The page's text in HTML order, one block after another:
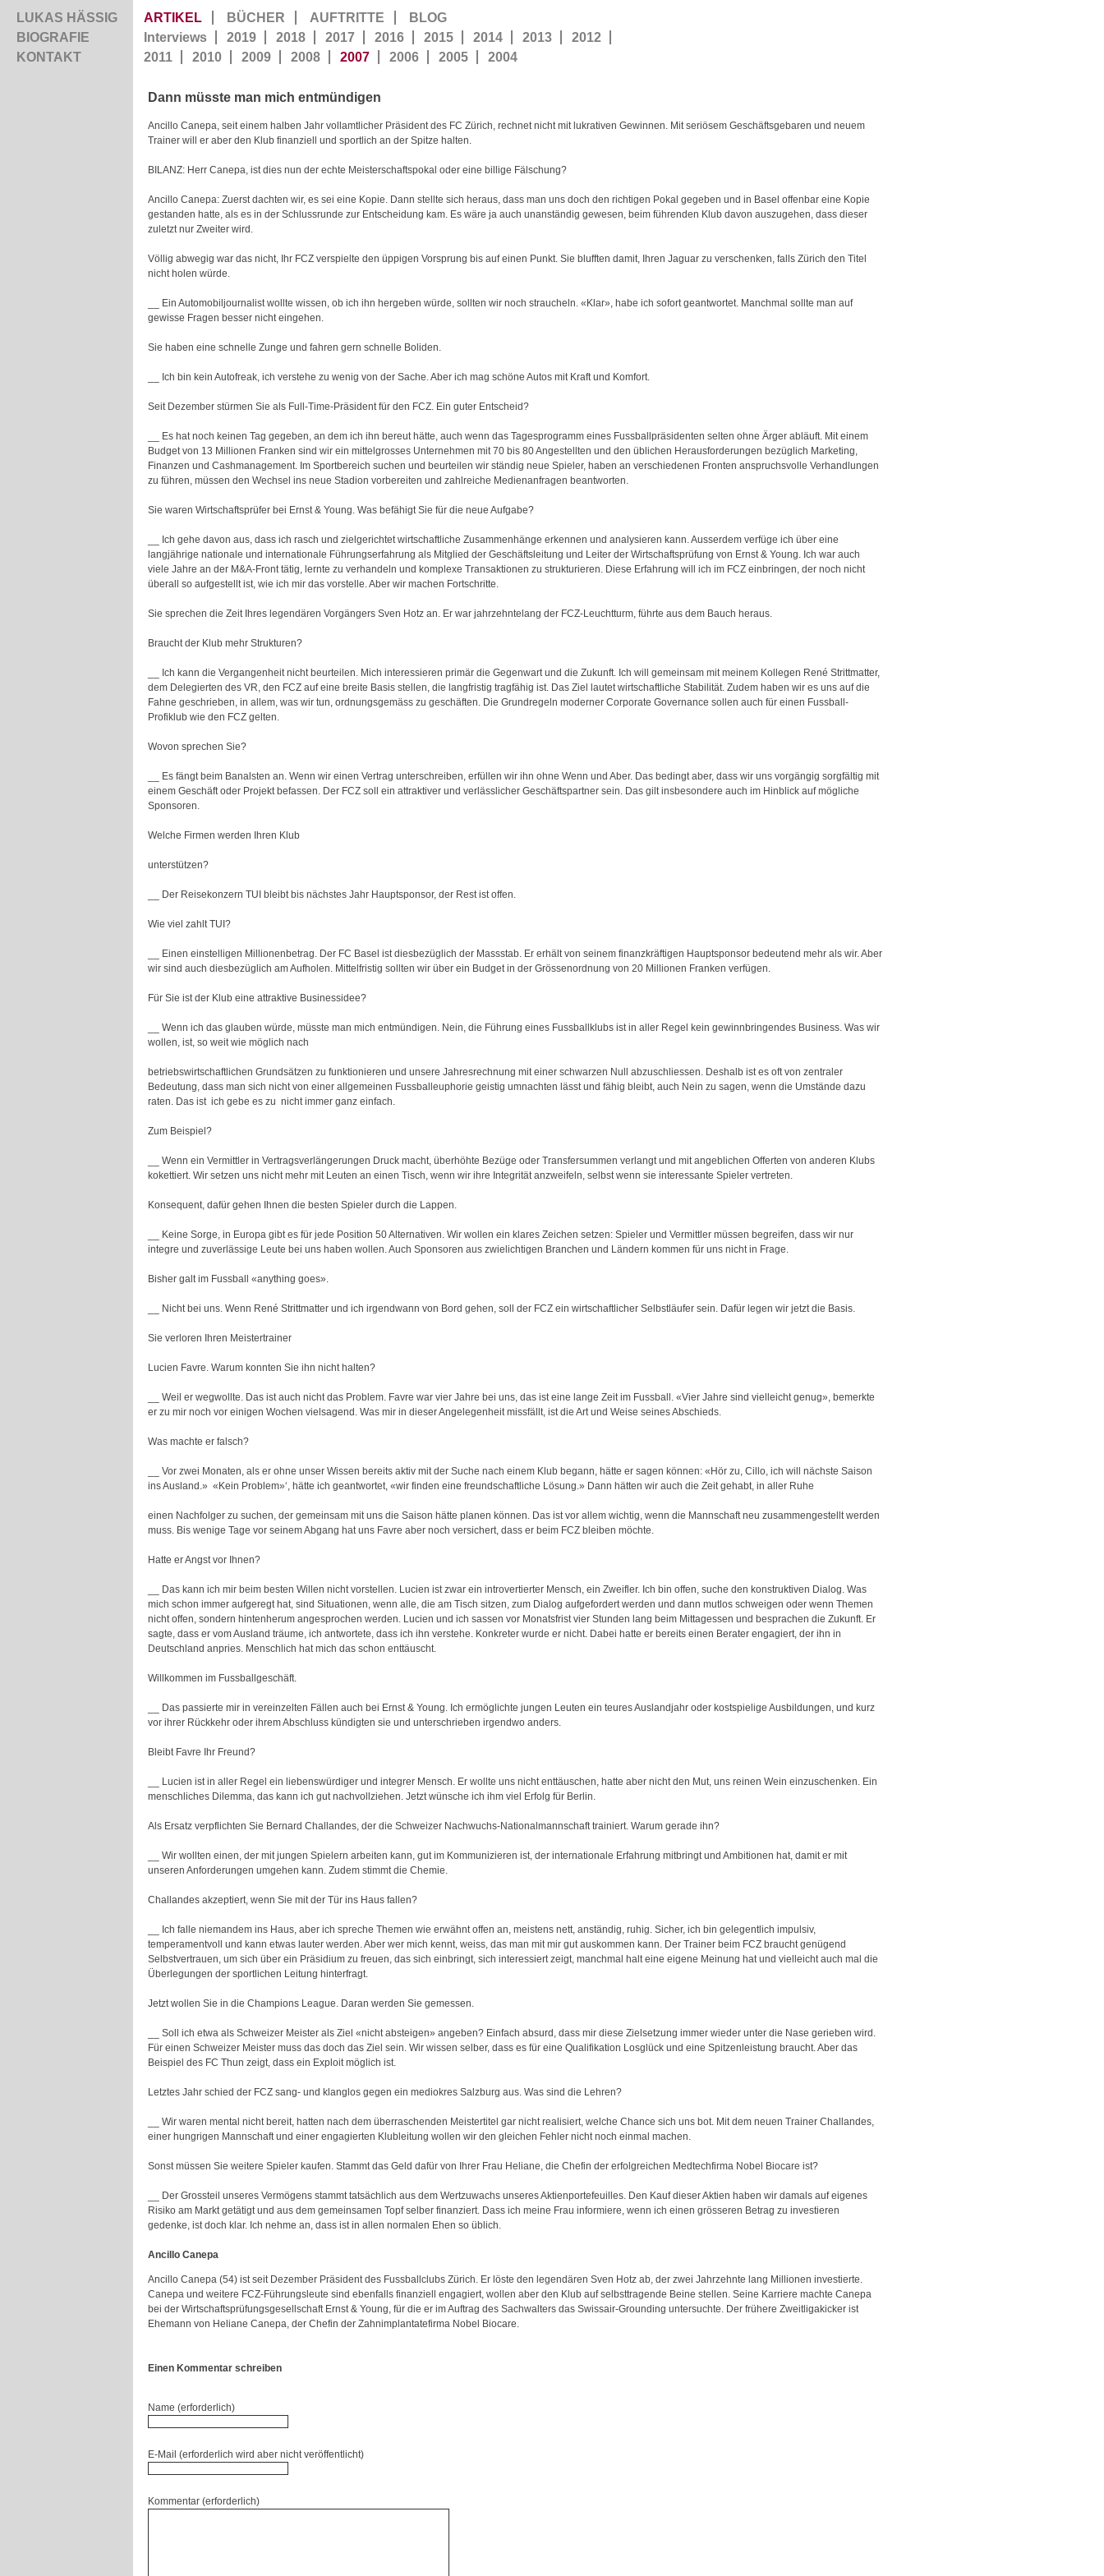
LUKAS HÄSSIG
BIOGRAFIE
KONTAKT
ARTIKEL BÜCHER AUFTRITTE
BLOG
Interviews
2019 2018 2017 2016 2015 2014 2013
2012
2011
2010 2009 2008 2007 2006 2005 2004
Dann müsste man mich entmündigen
Ancillo Canepa, seit einem halben Jahr vollamtlicher Präsident des FC Zürich, rechnet nicht mit lukrativen Gewinnen. Mit seriösem Geschäftsgebaren und neuem
Trainer will er aber den Klub finanziell und sportlich an der Spitze halten.
BILANZ: Herr Canepa, ist dies nun der echte Meisterschaftspokal oder eine billige Fälschung?
Ancillo Canepa: Zuerst dachten wir, es sei eine Kopie. Dann stellte sich heraus, dass man uns doch den richtigen Pokal gegeben und in Basel offenbar eine Kopie
gestanden hatte, als es in der Schlussrunde zur Entscheidung kam. Es wäre ja auch unanständig gewesen, beim führenden Klub davon auszugehen, dass dieser
zuletzt nur Zweiter wird.
Völlig abwegig war das nicht, Ihr FCZ verspielte den üppigen Vorsprung bis auf einen Punkt. Sie blufften damit, Ihren Jaguar zu verschenken, falls Zürich den Titel
nicht holen würde.
__ Ein Automobiljournalist wollte wissen, ob ich ihn hergeben würde, sollten wir noch straucheln. «Klar», habe ich sofort geantwortet. Manchmal sollte man auf
gewisse Fragen besser nicht eingehen.
Sie haben eine schnelle Zunge und fahren gern schnelle Boliden.
__ Ich bin kein Autofreak, ich verstehe zu wenig von der Sache. Aber ich mag schöne Autos mit Kraft und Komfort.
Seit Dezember stürmen Sie als Full-Time-Präsident für den FCZ. Ein guter Entscheid?
__ Es hat noch keinen Tag gegeben, an dem ich ihn bereut hätte, auch wenn das Tagesprogramm eines Fussballpräsidenten selten ohne Ärger abläuft. Mit einem
Budget von 13 Millionen Franken sind wir ein mittelgrosses Unternehmen mit 70 bis 80 Angestellten und den üblichen Herausforderungen bezüglich Marketing,
Finanzen und Cashmanagement. Im Sportbereich suchen und beurteilen wir ständig neue Spieler, haben an verschiedenen Fronten anspruchsvolle Verhandlungen
zu führen, müssen den Wechsel ins neue Stadion vorbereiten und zahlreiche Medienanfragen beantworten.
Sie waren Wirtschaftsprüfer bei Ernst & Young. Was befähigt Sie für die neue Aufgabe?
__ Ich gehe davon aus, dass ich rasch und zielgerichtet wirtschaftliche Zusammenhänge erkennen und analysieren kann. Ausserdem verfüge ich über eine
langjährige nationale und internationale Führungserfahrung als Mitglied der Geschäftsleitung und Leiter der Wirtschaftsprüfung von Ernst & Young. Ich war auch
viele Jahre an der M&A-Front tätig, lernte zu verhandeln und komplexe Transaktionen zu strukturieren. Diese Erfahrung will ich im FCZ einbringen, der noch nicht
überall so aufgestellt ist, wie ich mir das vorstelle. Aber wir machen Fortschritte.
Sie sprechen die Zeit Ihres legendären Vorgängers Sven Hotz an. Er war jahrzehntelang der FCZ-Leuchtturm, führte aus dem Bauch heraus.
Braucht der Klub mehr Strukturen?
__ Ich kann die Vergangenheit nicht beurteilen. Mich interessieren primär die Gegenwart und die Zukunft. Ich will gemeinsam mit meinem Kollegen René Strittmatter,
dem Delegierten des VR, den FCZ auf eine breite Basis stellen, die langfristig tragfähig ist. Das Ziel lautet wirtschaftliche Stabilität. Zudem haben wir es uns auf die
Fahne geschrieben, in allem, was wir tun, ordnungsgemäss zu geschäften. Die Grundregeln moderner Corporate Governance sollen auch für einen Fussball-
Profiklub wie den FCZ gelten.
Wovon sprechen Sie?
__ Es fängt beim Banalsten an. Wenn wir einen Vertrag unterschreiben, erfüllen wir ihn ohne Wenn und Aber. Das bedingt aber, dass wir uns vorgängig sorgfältig mit
einem Geschäft oder Projekt befassen. Der FCZ soll ein attraktiver und verlässlicher Geschäftspartner sein. Das gilt insbesondere auch im Hinblick auf mögliche
Sponsoren.
Welche Firmen werden Ihren Klub
unterstützen?
__ Der Reisekonzern TUI bleibt bis nächstes Jahr Hauptsponsor, der Rest ist offen.
Wie viel zahlt TUI?
__ Einen einstelligen Millionenbetrag. Der FC Basel ist diesbezüglich der Massstab. Er erhält von seinem finanzkräftigen Hauptsponsor bedeutend mehr als wir. Aber
wir sind auch diesbezüglich am Aufholen. Mittelfristig sollten wir über ein Budget in der Grössenordnung von 20 Millionen Franken verfügen.
Für Sie ist der Klub eine attraktive Businessidee?
__ Wenn ich das glauben würde, müsste man mich entmündigen. Nein, die Führung eines Fussballklubs ist in aller Regel kein gewinnbringendes Business. Was wir
wollen, ist, so weit wie möglich nach
betriebswirtschaftlichen Grundsätzen zu funktionieren und unsere Jahresrechnung mit einer schwarzen Null abzuschliessen. Deshalb ist es oft von zentraler
Bedeutung, dass man sich nicht von einer allgemeinen Fussballeuphorie geistig umnachten lässt und fähig bleibt, auch Nein zu sagen, wenn die Umstände dazu
raten. Das ist ­ ich gebe es zu ­ nicht immer ganz einfach.
Zum Beispiel?
__ Wenn ein Vermittler in Vertragsverlängerungen Druck macht, überhöhte Bezüge oder Transfersummen verlangt und mit angeblichen Offerten von anderen Klubs
kokettiert. Wir setzen uns nicht mehr mit Leuten an einen Tisch, wenn wir ihre Integrität anzweifeln, selbst wenn sie interessante Spieler vertreten.
Konsequent, dafür gehen Ihnen die besten Spieler durch die Lappen.
__ Keine Sorge, in Europa gibt es für jede Position 50 Alternativen. Wir wollen ein klares Zeichen setzen: Spieler und Vermittler müssen begreifen, dass wir nur
integre und zuverlässige Leute bei uns haben wollen. Auch Sponsoren aus zwielichtigen Branchen und Ländern kommen für uns nicht in Frage.
Bisher galt im Fussball «anything goes».
__ Nicht bei uns. Wenn René Strittmatter und ich irgendwann von Bord gehen, soll der FCZ ein wirtschaftlicher Selbstläufer sein. Dafür legen wir jetzt die Basis.
Sie verloren Ihren Meistertrainer
Lucien Favre. Warum konnten Sie ihn nicht halten?
__ Weil er wegwollte. Das ist auch nicht das Problem. Favre war vier Jahre bei uns, das ist eine lange Zeit im Fussball. «Vier Jahre sind vielleicht genug», bemerkte
er zu mir noch vor einigen Wochen vielsagend. Was mir in dieser Angelegenheit missfällt, ist die Art und Weise seines Abschieds.
Was machte er falsch?
__ Vor zwei Monaten, als er ohne unser Wissen bereits aktiv mit der Suche nach einem Klub begann, hätte er sagen können: «Hör zu, Cillo, ich will nächste Saison
ins Ausland.» ­ «Kein Problem»‘, hätte ich geantwortet, «wir finden eine freundschaftliche Lösung.» Dann hätten wir auch die Zeit gehabt, in aller Ruhe
einen Nachfolger zu suchen, der gemeinsam mit uns die Saison hätte planen können. Das ist vor allem wichtig, wenn die Mannschaft neu zusammengestellt werden
muss. Bis wenige Tage vor seinem Abgang hat uns Favre aber noch versichert, dass er beim FCZ bleiben möchte.
Hatte er Angst vor Ihnen?
__ Das kann ich mir beim besten Willen nicht vorstellen. Lucien ist zwar ein introvertierter Mensch, ein Zweifler. Ich bin offen, suche den konstruktiven Dialog. Was
mich schon immer aufgeregt hat, sind Situationen, wenn alle, die am Tisch sitzen, zum Dialog aufgefordert werden und dann mutlos schweigen oder wenn Themen
nicht offen, sondern hintenherum angesprochen werden. Lucien und ich sassen vor Monatsfrist vier Stunden lang beim Mittagessen und besprachen die Zukunft. Er
sagte, dass er vom Ausland träume, ich antwortete, dass ich ihn verstehe. Konkreter wurde er nicht. Dabei hatte er bereits einen Berater engagiert, der ihn in
Deutschland anpries. Menschlich hat mich das schon enttäuscht.
Willkommen im Fussballgeschäft.
__ Das passierte mir in vereinzelten Fällen auch bei Ernst & Young. Ich ermöglichte jungen Leuten ein teures Auslandjahr oder kostspielige Ausbildungen, und kurz
vor ihrer Rückkehr oder ihrem Abschluss kündigten sie und unterschrieben irgendwo anders.
Bleibt Favre Ihr Freund?
__ Lucien ist in aller Regel ein liebenswürdiger und integrer Mensch. Er wollte uns nicht enttäuschen, hatte aber nicht den Mut, uns reinen Wein einzuschenken. Ein
menschliches Dilemma, das kann ich gut nachvollziehen. Jetzt wünsche ich ihm viel Erfolg für Berlin.
Als Ersatz verpflichten Sie Bernard Challandes, der die Schweizer Nachwuchs-Nationalmannschaft trainiert. Warum gerade ihn?
__ Wir wollten einen, der mit jungen Spielern arbeiten kann, gut im Kommunizieren ist, der internationale Erfahrung mitbringt und Ambitionen hat, damit er mit
unseren Anforderungen umgehen kann. Zudem stimmt die Chemie.
Challandes akzeptiert, wenn Sie mit der Tür ins Haus fallen?
__ Ich falle niemandem ins Haus, aber ich spreche Themen wie erwähnt offen an, meistens nett, anständig, ruhig. Sicher, ich bin gelegentlich impulsiv,
temperamentvoll und kann etwas lauter werden. Aber wer mich kennt, weiss, das man mit mir gut auskommen kann. Der Trainer beim FCZ braucht genügend
Selbstvertrauen, um sich über ein Präsidium zu freuen, das sich einbringt, sich interessiert zeigt, manchmal halt eine eigene Meinung hat und vielleicht auch mal die
Überlegungen der sportlichen Leitung hinterfragt.
Jetzt wollen Sie in die Champions League. Daran werden Sie gemessen.
__ Soll ich etwa als Schweizer Meister als Ziel «nicht absteigen» angeben? Einfach absurd, dass mir diese Zielsetzung immer wieder unter die Nase gerieben wird.
Für einen Schweizer Meister muss das doch das Ziel sein. Wir wissen selber, dass es für eine Qualifikation Losglück und eine Spitzenleistung braucht. Aber das
Beispiel des FC Thun zeigt, dass ein Exploit möglich ist.
Letztes Jahr schied der FCZ sang- und klanglos gegen ein mediokres Salzburg aus. Was sind die Lehren?
__ Wir waren mental nicht bereit, hatten nach dem überraschenden Meistertitel gar nicht realisiert, welche Chance sich uns bot. Mit dem neuen Trainer Challandes,
einer hungrigen Mannschaft und einer engagierten Klubleitung wollen wir den gleichen Fehler nicht noch einmal machen.
Sonst müssen Sie weitere Spieler kaufen. Stammt das Geld dafür von Ihrer Frau Heliane, die Chefin der erfolgreichen Medtechfirma Nobel Biocare ist?
__ Der Grossteil unseres Vermögens stammt tatsächlich aus dem Wertzuwachs unseres Aktienportefeuilles. Den Kauf dieser Aktien haben wir damals auf eigenes
Risiko am Markt getätigt und aus dem gemeinsamen Topf selber finanziert. Dass ich meine Frau informiere, wenn ich einen grösseren Betrag zu investieren
gedenke, ist doch klar. Ich nehme an, dass ist in allen normalen Ehen so üblich.
Ancillo Canepa
Ancillo Canepa (54) ist seit Dezember Präsident des Fussballclubs Zürich. Er löste den legendären Sven Hotz ab, der zwei Jahrzehnte lang Millionen investierte.
Canepa und weitere FCZ-Führungsleute sind ebenfalls finanziell engagiert, wollen aber den Klub auf selbsttragende Beine stellen. Seine Karriere machte Canepa
bei der Wirtschaftsprüfungsgesellschaft Ernst & Young, für die er im Auftrag des Sachwalters das Swissair-Grounding untersuchte. Der frühere Zweitligakicker ist
Ehemann von Heliane Canepa, der Chefin der Zahnimplantatefirma Nobel Biocare.
Einen Kommentar schreiben
Name (erforderlich)
E-Mail (erforderlich wird aber nicht veröffentlicht)
Kommentar (erforderlich)